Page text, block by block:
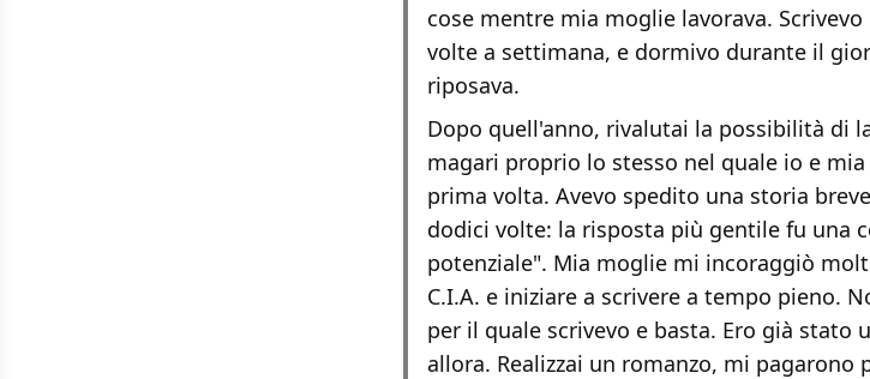
cose mentre mia moglie lavorava.
volte a settimana, e dormivo durante il
riposava.
Dopo quell'anno, rivalutai la possibilità di
magari proprio lo stesso nel quale io e
prima volta. Avevo spedito una storia
dodici volte: la risposta più gentile fu una
potenziale". Mia moglie mi incoraggiò
C.I.A. e iniziare a scrivere a tempo pieno.
per il quale scrivevo e basta. Ero già
allora. Realizzai un romanzo, mi pagarono